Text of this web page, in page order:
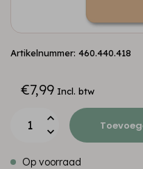
Artikelnummer: 460.440.418
€7,99 Incl. btw
Op voorraad